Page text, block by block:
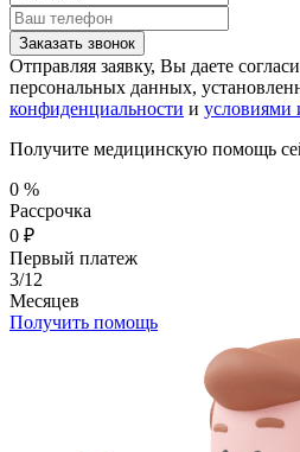
Заказать звонок
Отправляя заявку, Вы даете
персональных данных,
конфиденциальности и условиями
Получите медицинскую помощь
0 %
Рассрочка
0 ₽
Первый платеж
3/12
Месяцев
Получить помощь